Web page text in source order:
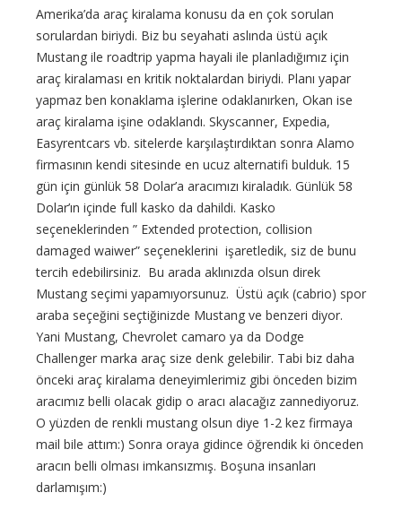
Amerika’da araç kiralama konusu da en çok sorulan
sorulardan biriydi. Biz bu seyahati aslında üstü açık
Mustang ile roadtrip yapma hayali ile planladığımız için
araç kiralaması en kritik noktalardan biriydi. Planı yapar
yapmaz ben konaklama işlerine odaklanırken, Okan ise
araç kiralama işine odaklandı. Skyscanner, Expedia,
Easyrentcars vb. sitelerde karşılaştırdıktan sonra Alamo
firmasının kendi sitesinde en ucuz alternatifi bulduk. 15
gün için günlük 58 Dolar’a aracımızı kiraladık. Günlük 58
Dolar’ın içinde full kasko da dahildi. Kasko
seçeneklerinden ” Extended protection, collision
damaged waiwer” seçeneklerini işaretledik, siz de bunu
tercih edebilirsiniz. Bu arada aklınızda olsun direk
Mustang seçimi yapamıyorsunuz. Üstü açık (cabrio) spor
araba seçeğini seçtiğinizde Mustang ve benzeri diyor.
Yani Mustang, Chevrolet camaro ya da Dodge
Challenger marka araç size denk gelebilir. Tabi biz daha
önceki araç kiralama deneyimlerimiz gibi önceden bizim
aracımız belli olacak gidip o aracı alacağız zannediyoruz.
O yüzden de renkli mustang olsun diye 1-2 kez firmaya
mail bile attım:) Sonra oraya gidince öğrendik ki önceden
aracın belli olması imkansızmış. Boşuna insanları
darlamışım:)